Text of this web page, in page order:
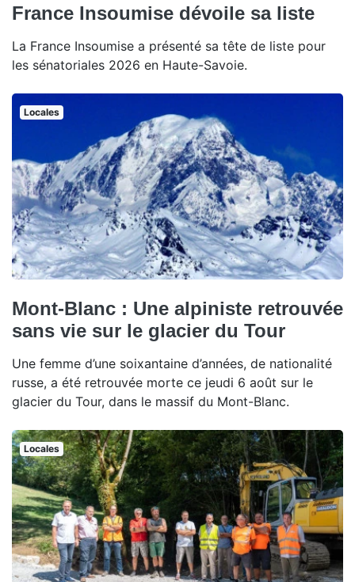
France Insoumise dévoile sa liste
La France Insoumise a présenté sa tête de liste pour
les sénatoriales 2026 en Haute-Savoie.
Locales
Mont-Blanc : Une alpiniste retrouvée
sans vie sur le glacier du Tour
Une femme d’une soixantaine d’années, de nationalité
russe, a été retrouvée morte ce jeudi 6 août sur le
glacier du Tour, dans le massif du Mont-Blanc.
Locales